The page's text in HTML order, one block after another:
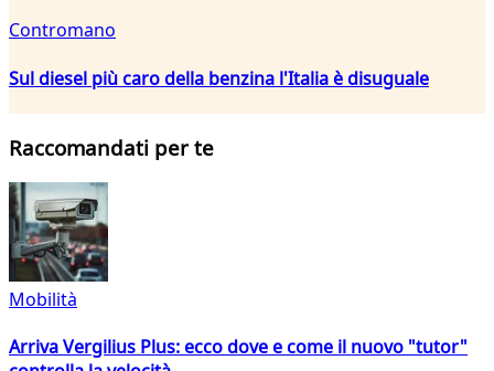
Contromano
Sul diesel più caro della benzina l'Italia è disuguale
Raccomandati per te
Mobilità
Arriva Vergilius Plus: ecco dove e come il nuovo "tutor"